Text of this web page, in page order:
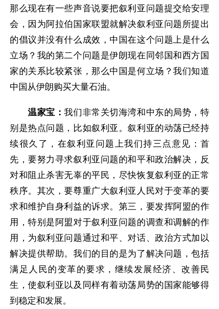
那么现在有一些声音说要把叙利亚问题提交给安理
会，因为阿拉伯国家联盟就解决叙利亚问题所提出
的倡议并没有什么成效，中国在这个问题上是什么
立场？我的第二个问题是伊朗现在同邻国和西方国
家的关系比较紧张，那么中国是何立场？我们知道
中国从伊朗购买大量石油。
温家宝：我们非常关切海湾和中东的局势，特
别是热点问题，比如叙利亚。叙利亚的动荡已经持
续很久了，在叙利亚问题上我们持三点意见：首
先，要努力寻求叙利亚问题的和平和政治解决，反
对和阻止杀害无辜的平民，尽快恢复叙利亚的正常
秩序。其次，要尊重广大叙利亚人民对于变革的要
求和维护自身利益的诉求。第三，要发挥阿盟的作
用，特别是阿盟对于叙利亚问题的调查和调解的作
用，为叙利亚问题通过和平、对话、政治方式加以
解决提供帮助。我们的目的是为了解决问题，包括
满足人民的变革的要求，继续发展经济、改善民
生，使叙利亚以及同样有着动荡局势的国家能够得
到稳定和发展。